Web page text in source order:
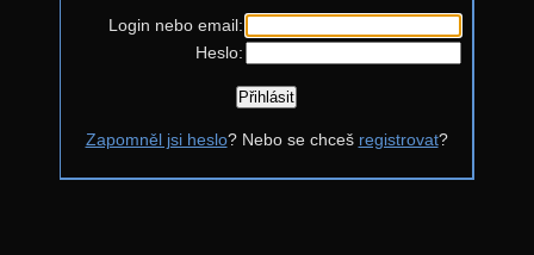
Login nebo email:
Heslo:
Zapomněl jsi heslo? Nebo se chceš registrovat?
Aktuální ročník (38.)
Komentáře
Výsledky